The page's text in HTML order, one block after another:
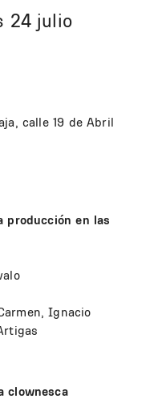
24 julio
calle 19 de Abril
producción en las
Ignacio
clownesca